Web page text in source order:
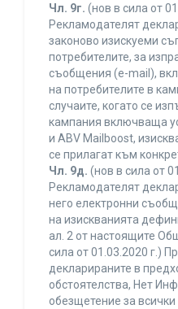
Чл. 9г. (нов в сила от
Рекламодателят
законово изискуеми
потребителите, за
съобщения (e-mail),
на потребителите в
случаите, когато се
кампания включваща
и ABV Mailboost,
се прилагат към
Чл. 9д. (нов в сила от
Рекламодателят
него електронни
на изискванията
ал. 2 от настоящите
сила от 01.03.2020 г.)
декларираните в
обстоятелства, Нет
обезщетение за